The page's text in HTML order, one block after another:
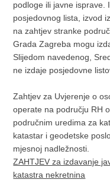
podloge ili javne isprave.
posjedovnog lista, izvod
na zahtjev stranke
Grada Zagreba mogu
Slijedom navedenog,
ne izdaje posjedovne
Zahtjev za Uvjerenje o
operate na području RH
područnim uredima za
katastar i geodetske
mjesnoj nadležnosti.
ZAHTJEV za izdavanje
katastra nekretnina